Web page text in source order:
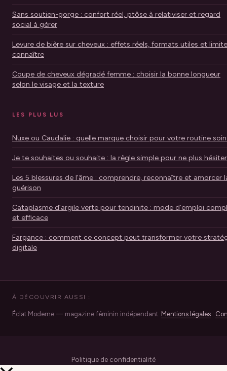
Sans soutien-gorge : confort réel, ptôse à relativiser et regard
social à gérer
Levure de bière sur cheveux : effets réels, formats utiles et
connaître
Coupe de cheveux dégradé femme : choisir la bonne longueur
selon le visage et la texture
LES PLUS LUS
Nuxe ou Caudalie : quelle marque choisir pour votre routine
Je te souhaites ou souhaite : la règle simple pour ne plus hésiter
Les 5 blessures de l'âme : comprendre, reconnaître et amorcer
guérison
Cataplasme d’argile verte pour tendinite : mode d’emploi
et efficace
Fargance : comment ce concept peut transformer votre
digitale
À DÉCOUVRIR AUSSI :
Éclat Moderne — magazine féminin indépendant. Mentions légales ·
Politique de confidentialité